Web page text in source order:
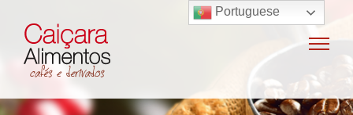
Sobre o grupo
Portuguese